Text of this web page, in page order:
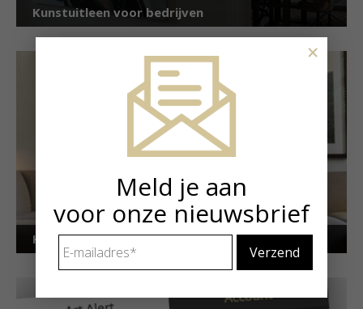
Kunstuitleen voor bedrijven
Kunstuitleen voor particulieren
Meld je aan
voor onze nieuwsbrief
mailadres *
×